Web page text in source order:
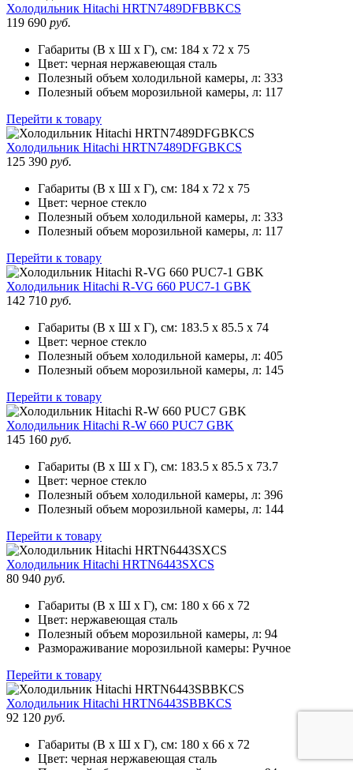
Холодильник Hitachi HRTN7489DFBBKCS
119 690 руб.
Габариты (В х Ш х Г), см: 184 х 72 х 75
Цвет: черная нержавеющая сталь
Полезный объем холодильной камеры, л: 333
Полезный объем морозильной камеры, л: 117
Перейти к товару
Холодильник Hitachi HRTN7489DFGBKCS
125 390 руб.
Габариты (В х Ш х Г), см: 184 х 72 х 75
Цвет: черное стекло
Полезный объем холодильной камеры, л: 333
Полезный объем морозильной камеры, л: 117
Перейти к товару
Холодильник Hitachi R-VG 660 PUC7-1 GBK
142 710 руб.
Габариты (В х Ш х Г), см: 183.5 х 85.5 х 74
Цвет: черное стекло
Полезный объем холодильной камеры, л: 405
Полезный объем морозильной камеры, л: 145
Перейти к товару
Холодильник Hitachi R-W 660 PUC7 GBK
145 160 руб.
Габариты (В х Ш х Г), см: 183.5 х 85.5 х 73.7
Цвет: черное стекло
Полезный объем холодильной камеры, л: 396
Полезный объем морозильной камеры, л: 144
Перейти к товару
Холодильник Hitachi HRTN6443SXCS
80 940 руб.
Габариты (В х Ш х Г), см: 180 х 66 х 72
Цвет: нержавеющая сталь
Полезный объем морозильной камеры, л: 94
Размораживание морозильной камеры: Ручное
Перейти к товару
Холодильник Hitachi HRTN6443SBBKCS
92 120 руб.
Габариты (В х Ш х Г), см: 180 х 66 х 72
Цвет: черная нержавеющая сталь